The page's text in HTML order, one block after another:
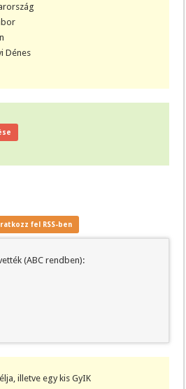
Dénes
fel RSS-ben
(ABC rendben):
illetve egy kis GyIK